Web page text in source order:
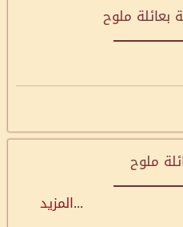
بعائلة ملوح
ملوح
...المزيد